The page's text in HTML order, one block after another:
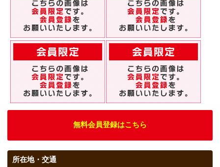
無料会員登録はこちら
所在地・交通